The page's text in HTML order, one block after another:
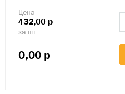
Цена
432,00 р
за шт
0,00 р